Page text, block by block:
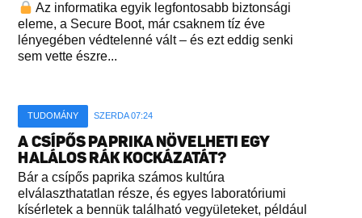
Az informatika egyik legfontosabb biztonsági
eleme, a Secure Boot, már csaknem tíz éve
lényegében védtelenné vált – és ezt eddig senki
sem vette észre...
TUDOMÁNY SZERDA 07:24
A CSÍPŐS PAPRIKA NÖVELHETI EGY
HALÁLOS RÁK KOCKÁZATÁT?
Bár a csípős paprika számos kultúra
elválaszthatatlan része, és egyes laboratóriumi
kísérletek a bennük található vegyületeket, például